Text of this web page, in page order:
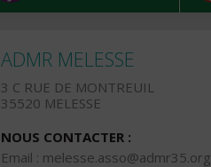
ADMR MELESSE
3 C RUE DE MONTREUIL
35520 MELESSE
NOUS CONTACTER :
Email : melesse.asso@admr35.org